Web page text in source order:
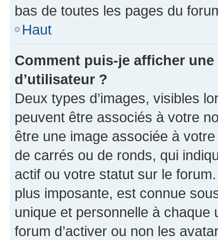
bas de toutes les pages du
Haut
Comment puis-je afficher
d’utilisateur ?
Deux types d’images, visibles
peuvent être associés à votre
être une image associée à
de carrés ou de ronds, qui
actif ou votre statut sur le
plus imposante, est connue
unique et personnelle à chaque
forum d’activer ou non les